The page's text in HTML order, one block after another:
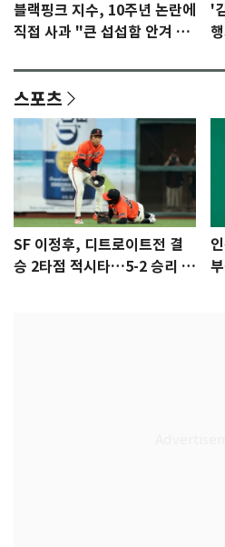
블랙핑크 지수, 10주년 논란에
직접 사과 "큰 섭섭함 안겨 미
'
스포츠
SF 이정후, 디트로이트전 결
승 2타점 적시타…5-2 승리 견